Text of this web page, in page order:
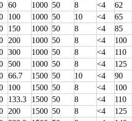
60 1000 50 8 <4 62
100 1000 50 10 <4 65
150 1000 50 8 <4 85
200 1000 50 8 <4 100
300 1000 50 8 <4 110
500 1000 50 8 <4 125
66.7 1500 50 10 <4 90
100 1500 50 8 <4 100
133.3 1500 50 8 <4 110
200 1500 50 8 <4 125